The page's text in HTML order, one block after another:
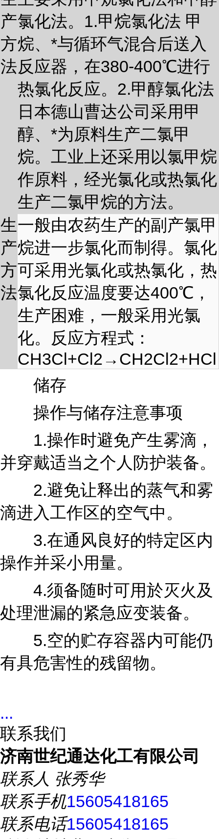
产
方
法
氯化法。1.甲烷氯化法 甲
烷、*与循环气混合后送入
反应器，在380-400℃进行
热氯化反应。2.甲醇氯化法
日本德山曹达公司采用甲
醇、*为原料生产二氯甲
烷。工业上还采用以氯甲烷
作原料，经光氯化或热氯化
生产二氯甲烷的方法。
生
产
方
法
一般由农药生产的副产氯甲
烷进一步氯化而制得。氯化
可采用光氯化或热氯化，热
氯化反应温度要达400℃，
生产困难，一般采用光氯
化。反应方程式：
CH3Cl+Cl2→CH2Cl2+HCl
储存
操作与储存注意事项
1.操作时避免产生雾滴，
并穿戴适当之个人防护装备。
2.避免让释出的蒸气和雾
滴进入工作区的空气中。
3.在通风良好的特定区内
操作并采小用量。
4.须备随时可用於灭火及
处理泄漏的紧急应变装备。
5.空的贮存容器内可能仍
有具危害性的残留物。
...
联系我们
济南世纪通达化工有限公司
联系人 张秀华
联系手机15605418165
联系电话15605418165